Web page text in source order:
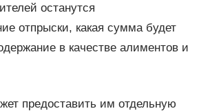
останутся
отпрыски, какая сумма будет
в качестве алиментов и
предоставить им отдельную